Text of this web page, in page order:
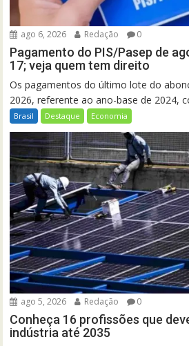
ago 6, 2026 Redação 0
Pagamento do PIS/Pasep de
17; veja quem tem direito
Os pagamentos do último lote do
2026, referente ao ano-base de 2024,
Brasil Destaque Economia
ago 5, 2026 Redação 0
Conheça 16 profissões que
indústria até 2035